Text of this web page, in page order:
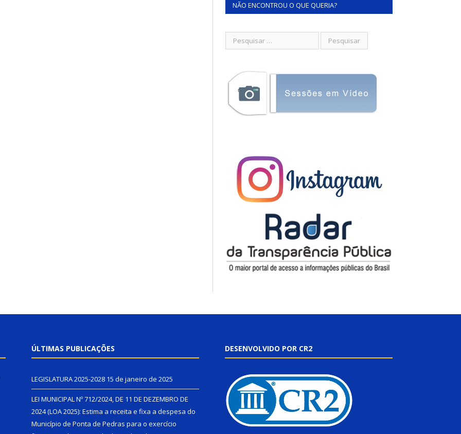
NÃO ENCONTROU O QUE QUERIA?
ÚLTIMAS PUBLICAÇÕES
LEGISLATURA 2025-2028 15 de janeiro de 2025
LEI MUNICIPAL Nº 712/2024, DE 11 DE DEZEMBRO DE
2024 (LOA 2025): Estima a receita e fixa a despesa do
Município de Ponta de Pedras para o exercício
DESENVOLVIDO POR CR2